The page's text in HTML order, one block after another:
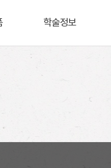
학술정보